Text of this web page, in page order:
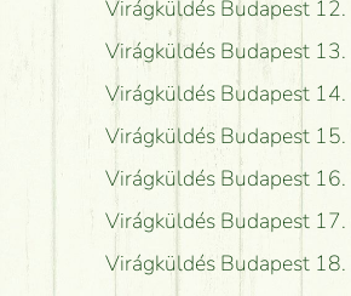
Virágküldés Budapest
Virágküldés Budapest
Virágküldés Budapest
Virágküldés Budapest
Virágküldés Budapest
Virágküldés Budapest
Virágküldés Budapest